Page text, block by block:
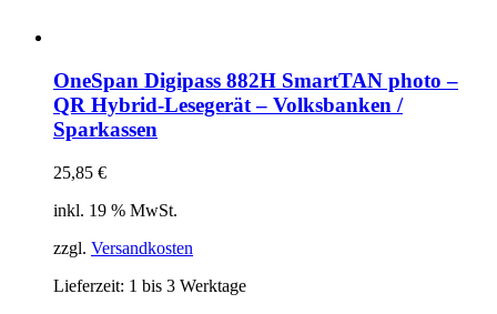
OneSpan Digipass 882H SmartTAN photo –
QR Hybrid-Lesegerät – Volksbanken /
Sparkassen
25,85 €
inkl. 19 % MwSt.
zzgl. Versandkosten
Lieferzeit: 1 bis 3 Werktage